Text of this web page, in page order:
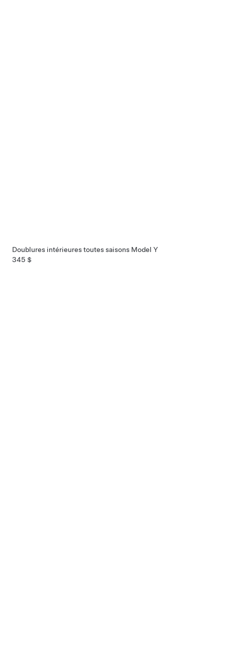
Doublures intérieures toutes saisons Model Y
345 $